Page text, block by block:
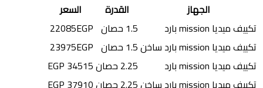
الجهاز
القدرة
السعر
تكييف ميديا mission بارد
1.5 حصان
22085EGP
تكييف ميديا mission بارد ساخن
1.5 حصان
23975EGP
تكييف ميديا mission بارد
2.25 حصان
34515 EGP